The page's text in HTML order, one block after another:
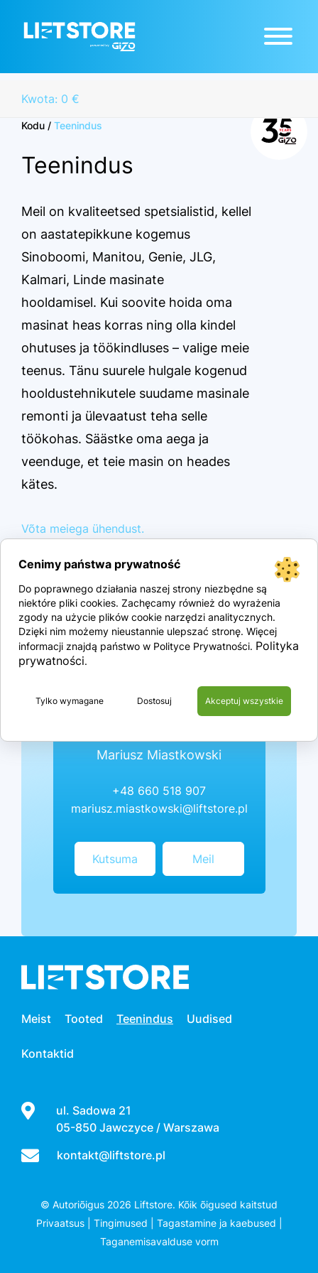
Kwota: 0 €
Kodu / Teenindus
Teenindus
Meil on kvaliteetsed spetsialistid, kellel
on aastatepikkune kogemus
Sinoboomi, Manitou, Genie, JLG,
Kalmari, Linde masinate
hooldamisel. Kui soovite hoida oma
masinat heas korras ning olla kindel
ohutuses ja töökindluses – valige meie
teenus. Tänu suurele hulgale kogenud
hooldustehnikutele suudame masinale
remonti ja ülevaatust teha selle
töökohas. Säästke oma aega ja
veenduge, et teie masin on heades
kätes.
Võta meiega ühendust.
Mariusz Miastkowski
+48 660 518 907
mariusz.miastkowski@liftstore.pl
Kutsuma Meil
Meist Tooted Teenindus Uudised
Kontaktid
ul. Sadowa 21
05-850 Jawczyce / Warszawa
kontakt@liftstore.pl
© Autoriõigus 2026 Liftstore. Kõik õigused kaitstud
Privaatsus| Tingimused Tagastamine ja kaebused
Taganemisavalduse vorm
Cenimy państwa prywatność
Do poprawnego działania naszej strony niezbędne są
niektóre pliki cookies. Zachęcamy również do wyrażenia
zgody na użycie plików cookie narzędzi analitycznych.
Dzięki nim możemy nieustannie ulepszać stronę. Więcej
informacji znajdą państwo w Polityce Prywatności. Polityka
prywatności.
Dostosuj
Tylko wymagane Akceptuj wszystkie